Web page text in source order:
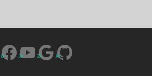
Facebook
YouTube
Google
GitHub